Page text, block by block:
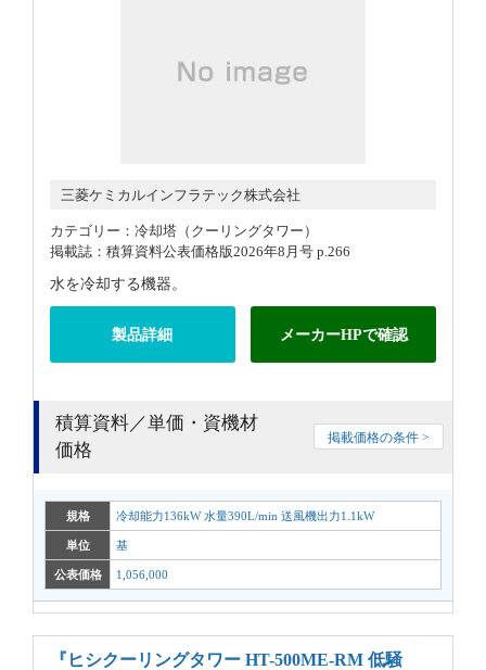
三菱ケミカルインフラテック株式会社
カテゴリー：冷却塔（クーリングタワー）
掲載誌：積算資料公表価格版2026年8月号 p.266
水を冷却する機器。
製品詳細 メーカーHPで確認
積算資料／単価・資機材
価格
掲載価格の条件 >
規格 冷却能力136kW 水量390L/min 送風機出力1.1kW
単位 基
公表価格 1,056,000
『ヒシクーリングタワー HT-500ME-RM 低騒